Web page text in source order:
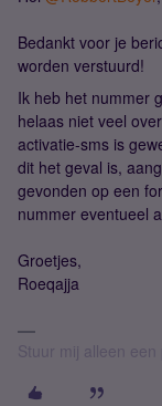
Bedankt voor je
worden verstuurd!
Ik heb het nummer
helaas niet veel
activatie-sms is
dit het geval is,
gevonden op een
nummer eventueel
Groetjes,
Roeqajja
Stuur mij alleen